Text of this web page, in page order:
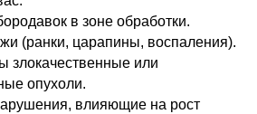
в зоне обработки.
(ранки, царапины, воспаления).
злокачественные или
опухоли.
влияющие на рост